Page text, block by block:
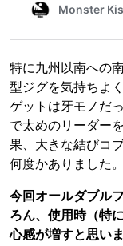
特に九州以南への
型ジグを気持ちよ
ゲットは牙モノだ
で太めのリーダー
果、大きな結びコ
何度かありました。
今回オールダブル
ろん、使用時（特
心感が増すと思いま